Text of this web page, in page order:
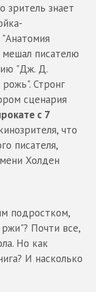
зритель знает
писателю
"Дж. Д.
Стронг
сценария
с 7
что
писателя,
Холден
подростком,
Почти все,
Но как
И насколько